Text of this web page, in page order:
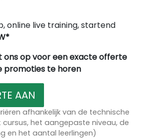
online live training, startend
op voor een exacte offerte
promoties te horen
AAN
afhankelijk van de technische
het aangepaste niveau, de
en het aantal leerlingen)